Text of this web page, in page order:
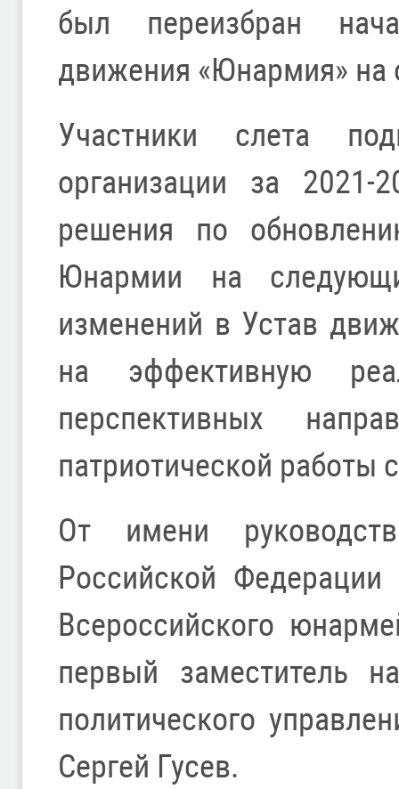
был переизбран
движения «Юнармия» на
Участники слета
организации за
решения по
Юнармии на
изменений в Устав
на эффективную
перспективных
патриотической
От имени
Российской Федерации
Всероссийского
первый заместитель
политического
Сергей Гусев.